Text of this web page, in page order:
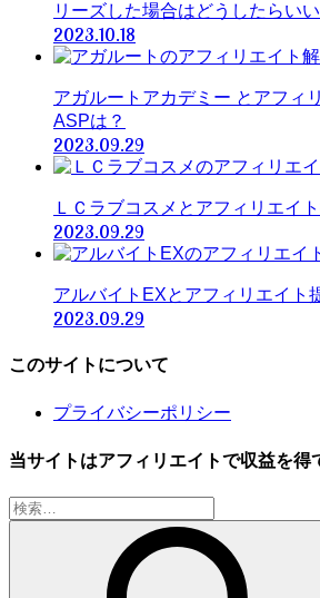
リーズした場合はどうしたらいい
2023.10.18
アガルートアカデミー とアフィ
ASPは？
2023.09.29
ＬＣラブコスメとアフィリエイ
2023.09.29
アルバイトEXとアフィリエイト
2023.09.29
このサイトについて
プライバシーポリシー
当サイトはアフィリエイトで収益を得
検
索: